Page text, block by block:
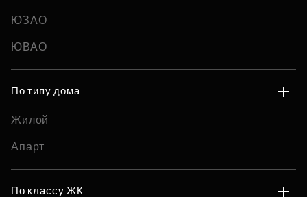
ЮЗАО
ЮВАО
По типу дома
Жилой
Апарт
По классу ЖК